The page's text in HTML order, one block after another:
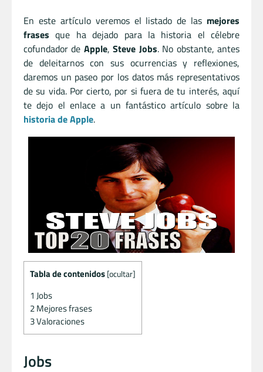
En este artículo veremos el listado de las mejores
frases que ha dejado para la historia el célebre
cofundador de Apple,Steve Jobs. No obstante, antes
de deleitarnos con sus ocurrencias y reflexiones,
daremos un paseo por los datos más representativos
de su vida. Por cierto, por si fuera de tu interés, aquí
te dejo el enlace a un fantástico artículo sobre la
historia de Apple.
Tabla de contenidos [ocultar]
1 Jobs
2Mejores frases
3Valoraciones
Jobs